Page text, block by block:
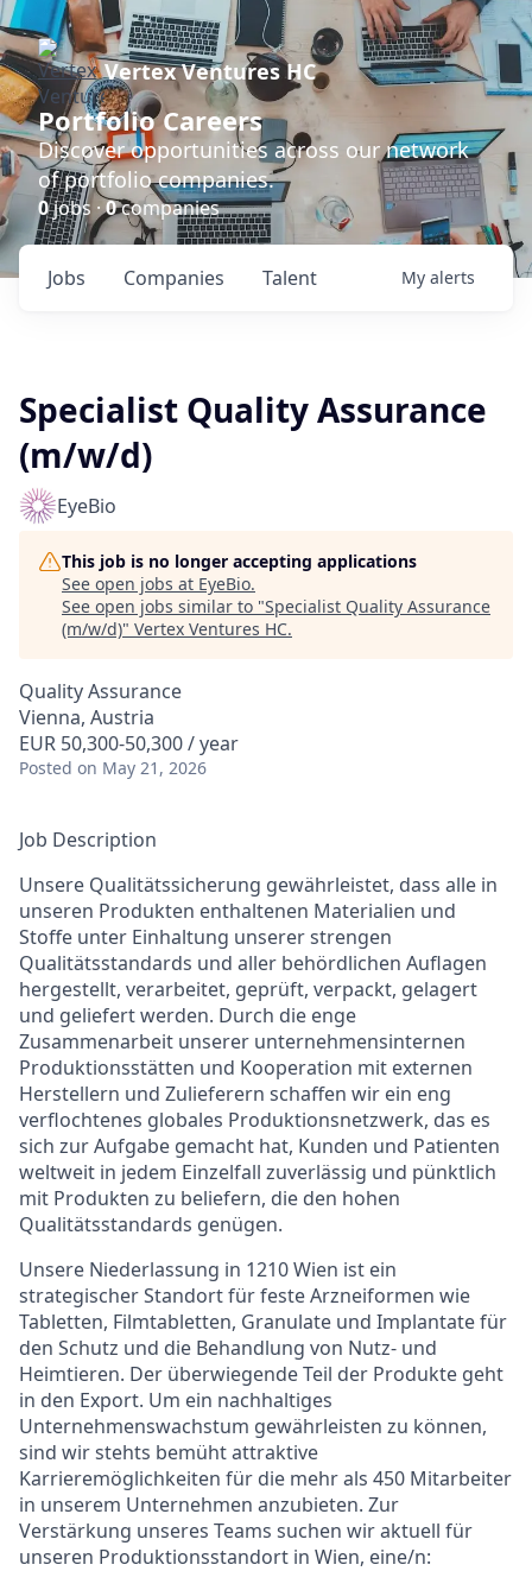
Vertex Ventures HC
Portfolio Careers
Discover opportunities across our network
of portfolio companies.
0jobs ·0companies
Jobs Companies Talent My alerts
Specialist Quality Assurance
(m/w/d)
EyeBio
This job is no longer accepting applications
See open jobs at EyeBio.
See open jobs similar to "Specialist Quality Assurance
(m/w/d)" Vertex Ventures HC.
Quality Assurance
Vienna, Austria
EUR 50,300-50,300 / year
Posted on May 21, 2026
Job Description
Unsere Qualitätssicherung gewährleistet, dass alle in
unseren Produkten enthaltenen Materialien und
Stoffe unter Einhaltung unserer strengen
Qualitätsstandards und aller behördlichen Auflagen
hergestellt, verarbeitet, geprüft, verpackt, gelagert
und geliefert werden. Durch die enge
Zusammenarbeit unserer unternehmensinternen
Produktionsstätten und Kooperation mit externen
Herstellern und Zulieferern schaffen wir ein eng
verflochtenes globales Produktionsnetzwerk, das es
sich zur Aufgabe gemacht hat, Kunden und Patienten
weltweit in jedem Einzelfall zuverlässig und pünktlich
mit Produkten zu beliefern, die den hohen
Qualitätsstandards genügen.
Unsere Niederlassung in 1210 Wien ist ein
strategischer Standort für feste Arzneiformen wie
Tabletten, Filmtabletten, Granulate und Implantate für
den Schutz und die Behandlung von Nutz- und
Heimtieren. Der überwiegende Teil der Produkte geht
in den Export. Um ein nachhaltiges
Unternehmenswachstum gewährleisten zu können,
sind wir stehts bemüht attraktive
Karrieremöglichkeiten für die mehr als 450 Mitarbeiter
in unserem Unternehmen anzubieten. Zur
Verstärkung unseres Teams suchen wir aktuell für
unseren Produktionsstandort in Wien, eine/n: